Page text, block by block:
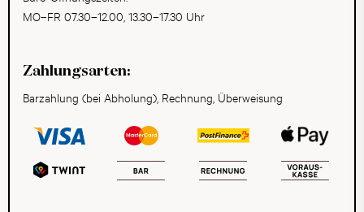
MO–FR 07.30–12.00, 13.30–17.30 Uhr
Zahlungsarten:
Barzahlung (bei Abholung), Rechnung, Überweisung